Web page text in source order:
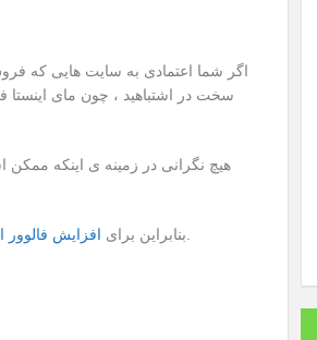
اگر شما اعتمادی به سایت هایی که
سخت در اشتباهید ، چون مای اینستا
هیچ نگرانی در زمینه ی اینکه ممکن
بنابراین برای افزایش فالوور